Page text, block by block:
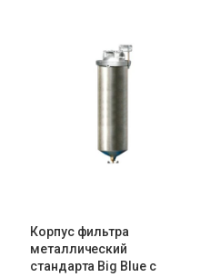
Корпус фильтра
металлический
стандарта Big Blue с